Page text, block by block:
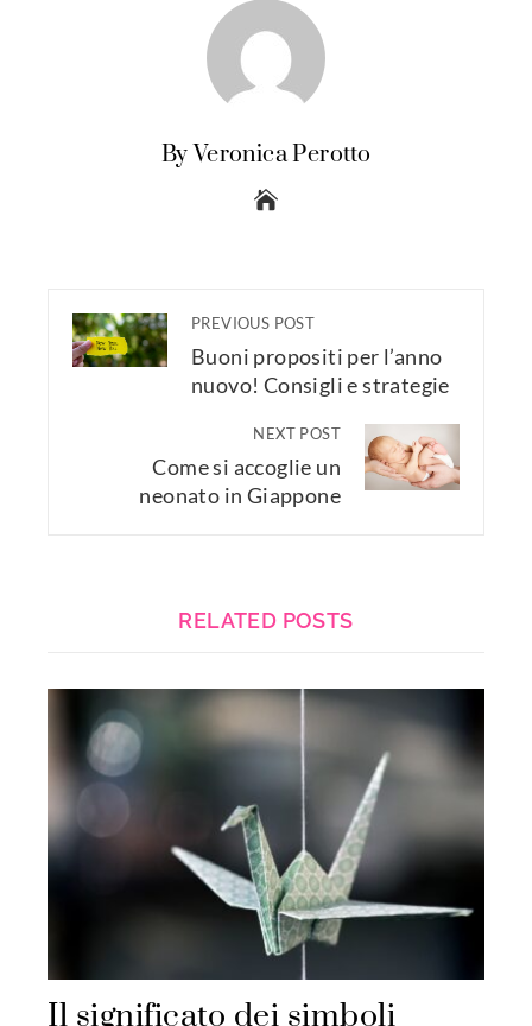
By Veronica Perotto
PREVIOUS POST
Buoni propositi per l’anno
nuovo! Consigli e strategie
NEXT POST
Come si accoglie un
neonato in Giappone
RELATED POSTS
Il significato dei simboli